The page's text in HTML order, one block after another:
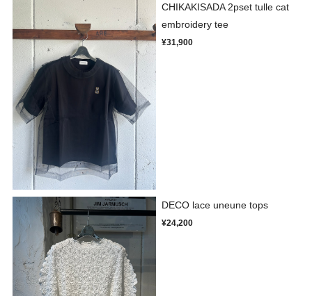
CHIKAKISADA 2pset tulle cat
embroidery tee
¥31,900
DECO lace uneune tops
¥24,200